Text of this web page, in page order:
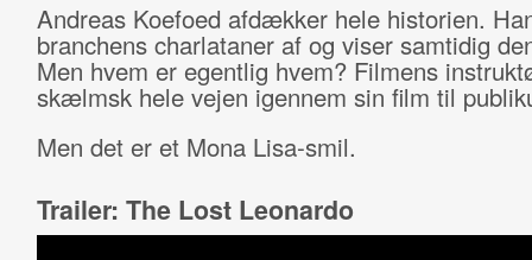
Andreas Koefoed afdækker hele historien.
branchens charlataner af og viser samtidig
Men hvem er egentlig hvem? Filmens
skælmsk hele vejen igennem sin film til
Men det er et Mona Lisa-smil.
Trailer: The Lost Leonardo